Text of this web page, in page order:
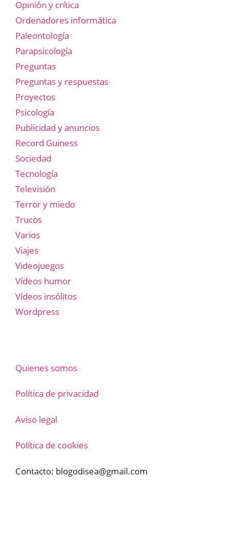
Opinión y crítica
Ordenadores informática
Paleontología
Parapsicología
Preguntas
Preguntas y respuestas
Proyectos
Psicología
Publicidad y anuncios
Record Guiness
Sociedad
Tecnología
Televisión
Terror y miedo
Trucos
Varios
Viajes
Videojuegos
Vídeos humor
Vídeos insólitos
Wordpress
Quienes somos
Política de privacidad
Aviso legal
Política de cookies
Contacto: blogodisea@gmail.com